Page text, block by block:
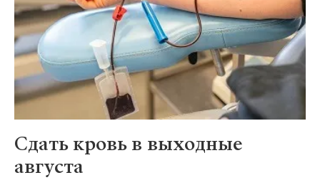
Сдать кровь в выходные
августа